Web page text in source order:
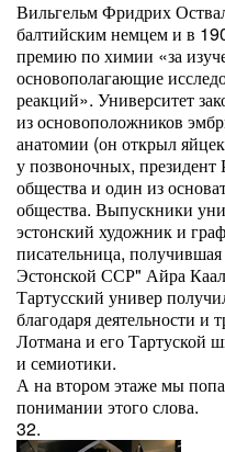
Вильгельм Фридрих
балтийским немцем и в
премию по химии «за
основополагающие
реакций». Университет
из основоположников
анатомии (он открыл
у позвоночных, президент
общества и один из
общества. Выпускники
эстонский художник и
писательница,
Эстонской ССР" Айра
Тартусский универ
благодаря деятельности
Лотмана и его Тартуской
и семиотики.
А на втором этаже мы
понимании этого слова.
32.